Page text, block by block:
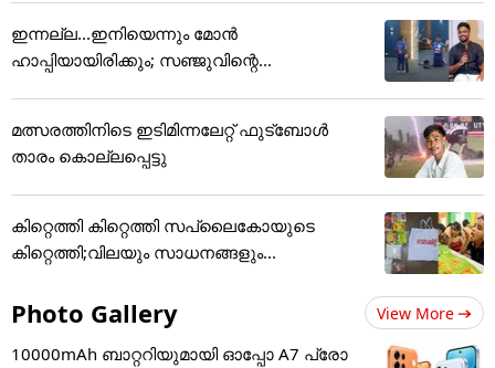
ഇന്നല്ല...ഇനിയെന്നും മോന്‍
ഹാപ്പിയായിരിക്കും; സഞ്ജുവിന്റെ...
മത്സരത്തിനിടെ ഇടിമിന്നലേറ്റ് ഫുട്ബോൾ
താരം കൊല്ലപ്പെട്ടു
കിറ്റെത്തി കിറ്റെത്തി സപ്ലൈകോയുടെ
കിറ്റെത്തി;വിലയും സാധനങ്ങളും...
Photo Gallery View More
10000mAh ബാറ്ററിയുമായി ഓപ്പോ A7 പ്രോ